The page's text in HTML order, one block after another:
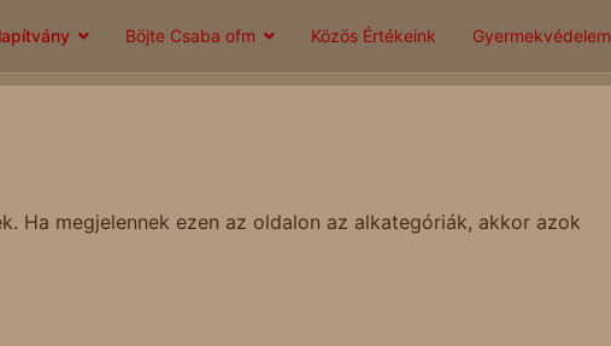
Böjte Csaba ofm Közös Értékeink Gyermekvédelem
Ha megjelennek ezen az oldalon az alkategóriák, akkor azok